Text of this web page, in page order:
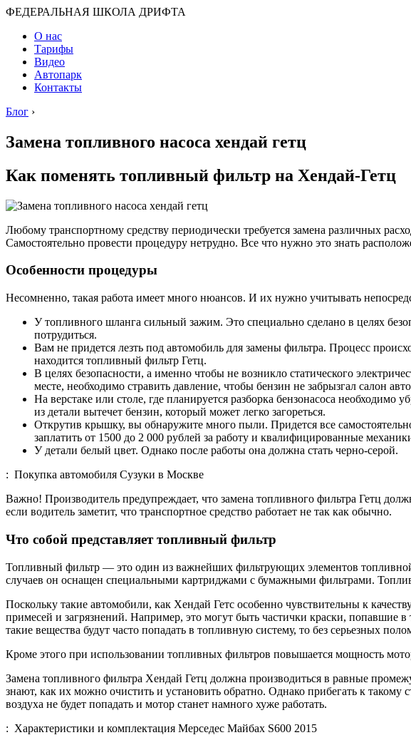
ФЕДЕРАЛЬНАЯ ШКОЛА ДРИФТА
О нас
Тарифы
Видео
Автопарк
Контакты
Блог ›
Замена топливного насоса хендай гетц
Как поменять топливный фильтр на Хендай-Гетц
Любому транспортному средству периодически требуется замена различных
Самостоятельно провести процедуру нетрудно. Все что нужно это знать
Особенности процедуры
Несомненно, такая работа имеет много нюансов. И их нужно учитывать
У топливного шланга сильный зажим. Это специально сделано в целях
потрудиться.
Вам не придется лезть под автомобиль для замены фильтра. Процесс
находится топливный фильтр Гетц.
В целях безопасности, а именно чтобы не возникло статического
месте, необходимо стравить давление, чтобы бензин не забрызгал салон
На верстаке или столе, где планируется разборка бензонасоса
из детали вытечет бензин, который может легко загореться.
Открутив крышку, вы обнаружите много пыли. Придется все
заплатить от 1500 до 2 000 рублей за работу и квалифицированные
У детали белый цвет. Однако после работы она должна стать черно-серой.
: Покупка автомобиля Сузуки в Москве
Важно! Производитель предупреждает, что замена топливного фильтра Гетц
если водитель заметит, что транспортное средство работает не так как обычно.
Что собой представляет топливный фильтр
Топливный фильтр — это один из важнейших фильтрующих элементов
случаев он оснащен специальными картриджами с бумажными фильтрами.
Поскольку такие автомобили, как Хендай Гетс особенно чувствительны к
примесей и загрязнений. Например, это могут быть частички краски, попавшие
такие вещества будут часто попадать в топливную систему, то без серьезных
Кроме этого при использовании топливных фильтров повышается мощность
Замена топливного фильтра Хендай Гетц должна производиться в равные
знают, как их можно очистить и установить обратно. Однако прибегать к такому
воздуха не будет попадать и мотор станет намного хуже работать.
: Характеристики и комплектация Мерседес Майбах S600 2015